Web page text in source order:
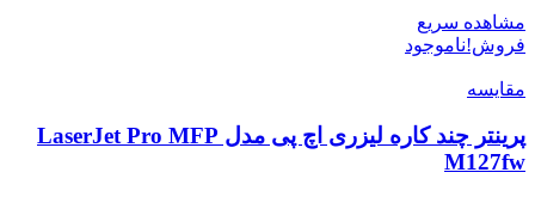
مشاهده سریع
فروش!ناموجود
مقایسه
پرینتر چند کاره لیزری اچ پی مدل LaserJet Pro MFP
M127fw